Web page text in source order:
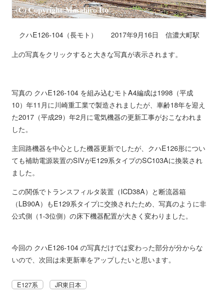
クハE126-104（長モト） 2017年9月16日 信濃大町駅
上の写真をクリックすると大きな写真が表示されます。
写真の クハE126-104 を組み込むモトA4編成は1998（平成
10）年11月に川崎重工業で製造されましたが、車齢18年を迎え
た2017（平成29）年2月に電気機器の更新工事がおこなわれま
した。
主回路機器を中心とした機器更新でしたが、クハE126形につい
ても補助電源装置のSIVがE129系タイプのSC103Aに換装され
ました。
この関係でトランスフィルタ装置（ICD38A）と断流器箱
（LB90A）もE129系タイプに交換されたため、写真のように非
公式側（1-3位側）の床下機器配置が大きく変わりました。
今回の クハE126-104 の写真だけでは変わった部分が分からな
いので、次回は未更新車をアップしたいと思います。
E127系 JR東日本